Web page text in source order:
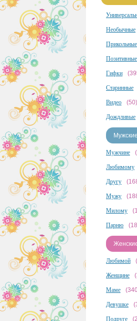
Необычные
Прикольные
Позитивные
Гифки
Старинные
Видео (50)
Дождливые
Мужчине
Любимому
Другу
Мужу
Милому
Парню
Любимой
Женщине
Маме
Девушке
Подруге